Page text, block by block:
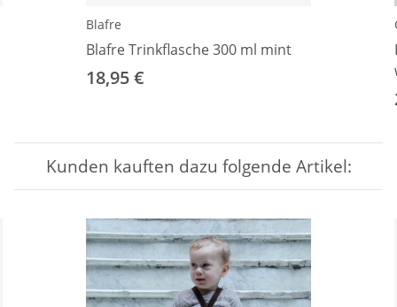
Blafre
Blafre Trinkflasche 300 ml mint
18,95 €
Kunden kauften dazu folgende Artikel: